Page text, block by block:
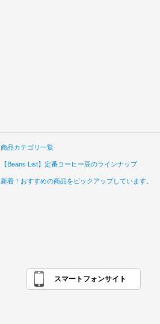
商品カテゴリ一覧
【Beans List】定番コーヒー豆のラインナップ
新着！おすすめの商品をピックアップしています。
スマートフォンサイト